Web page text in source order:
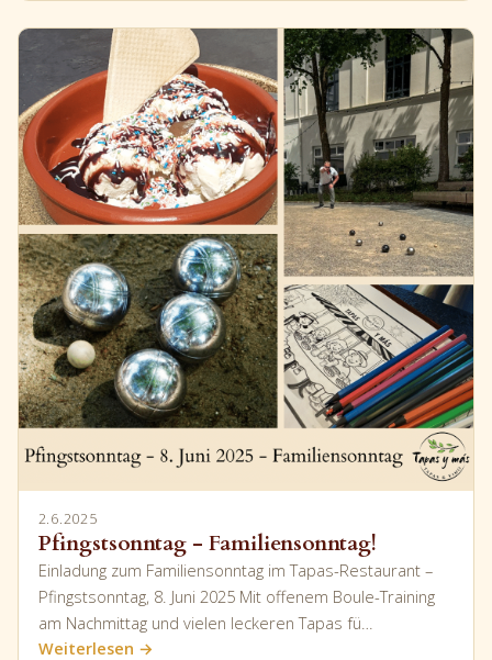
2.6.2025
Pfingstsonntag - Familiensonntag!
Einladung zum Familiensonntag im Tapas-Restaurant –
Pfingstsonntag, 8. Juni 2025 Mit offenem Boule-Training
am Nachmittag und vielen leckeren Tapas fü…
Weiterlesen →